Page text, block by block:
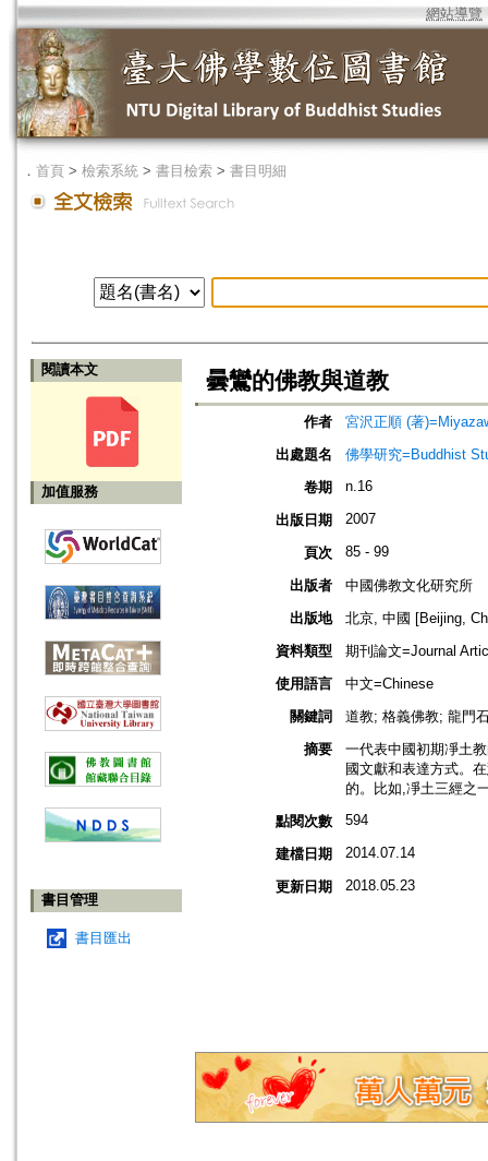
網站導覽
． 首頁 > 檢索系統 > 書目檢索 > 書目明細
閱讀本文
加值服務
書目管理
書目匯出
曇鸞的佛教與道教
作者
宮沢正順 (著
出處題名
佛學研究=Buddhist
卷期
n.16
出版日期 2007
頁次 85 - 99
出版者
中國佛教文化研究所
出版地
北京, 中國 [Beijing,
資料類型
期刊論文=Journal
使用語言
中文=Chinese
關鍵詞
道教; 格義佛教; 龍門
摘要
一代表中國初期凈土
國文獻和表達方式。
的。比如,凈土三經之
點閱次數
594
建檔日期 2014.07.14
更新日期 2018.05.23